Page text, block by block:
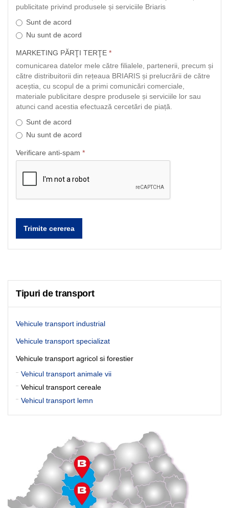
publicitate privind produsele și serviciile Briaris
Sunt de acord
Nu sunt de acord
MARKETING PĂRŢI TERŢE *
comunicarea datelor mele către filialele, partenerii, precum și
către distribuitorii din rețeaua BRIARIS și prelucrării de către
aceștia, cu scopul de a primi comunicări comerciale,
materiale publicitare despre produsele și serviciile lor sau
atunci cand acestia efectuază cercetări de piață.
Sunt de acord
Nu sunt de acord
Verificare anti-spam *
Trimite cererea
Tipuri de transport
Vehicule transport industrial
Vehicule transport specializat
Vehicule transport agricol si forestier
Vehicul transport animale vii
Vehicul transport cereale
Vehicul transport lemn